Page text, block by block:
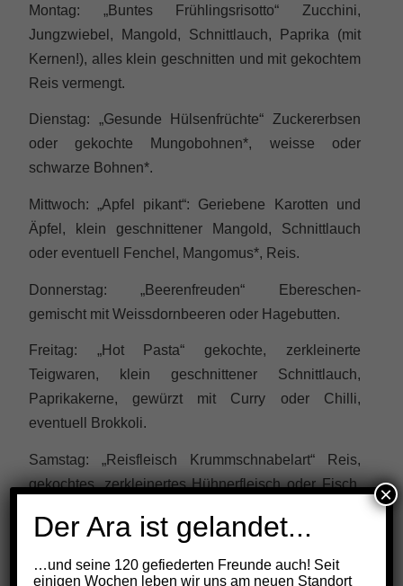
Montag: „Buntes Frühlingsrisotto“ Zucchini,
Jungzwiebel, Mangold, Schnittlauch, Paprika (mit
Kernen!), alles klein geschnitten und mit gekochtem
Reis vermengt.
Dienstag: „Gesunde Hülsenfrüchte“ Zuckererbsen
oder gekochte Mungobohnen*, weisse oder
schwarze Bohnen*.
Mittwoch: „Apfel pikant“: Geriebene Karotten und
Äpfel, klein geschnittener Mangold, Schnittlauch
oder eventuell Fenchel, Mangomus*, Reis.
Donnerstag: „Beerenfreuden“ Ebereschen-
gemischt mit Weissdornbeeren oder Hagebutten.
Freitag: „Hot Pasta“ gekochte, zerkleinerte
Teigwaren, klein geschnittener Schnittlauch,
Paprikakerne, gewürzt mit Curry oder Chilli,
eventuell Brokkoli.
Samstag: „Reisfleisch Krummschnabelart“ Reis,
gekochtes, zerkleinertes Hühnerfleisch oder Fisch,
zerdrückte Knoblauchzehe.
Sonntag: „Fitnessteller“ Reis, hartgekochtes,
Der Ara ist gelandet...
…und seine 120 gefiederten Freunde auch! Seit
einigen Wochen leben wir uns am neuen Standort
×